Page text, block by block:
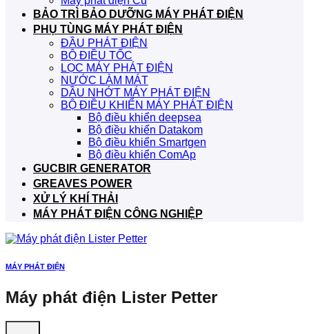
BẢO TRÌ BẢO DƯỠNG MÁY PHÁT ĐIỆN
PHỤ TÙNG MÁY PHÁT ĐIỆN
ĐẦU PHÁT ĐIỆN
BỘ ĐIỀU TỐC
LỌC MÁY PHÁT ĐIỆN
NƯỚC LÀM MÁT
DẦU NHỚT MÁY PHÁT ĐIỆN
BỘ ĐIỀU KHIỂN MÁY PHÁT ĐIỆN
Bộ điều khiển deepsea
Bộ điều khiển Datakom
Bộ điều khiển Smartgen
Bộ điều khiển ComAp
GUCBIR GENERATOR
GREAVES POWER
XỬ LÝ KHÍ THẢI
MÁY PHÁT ĐIỆN CÔNG NGHIỆP
MÁY PHÁT ĐIỆN
Máy phát điện Lister Petter